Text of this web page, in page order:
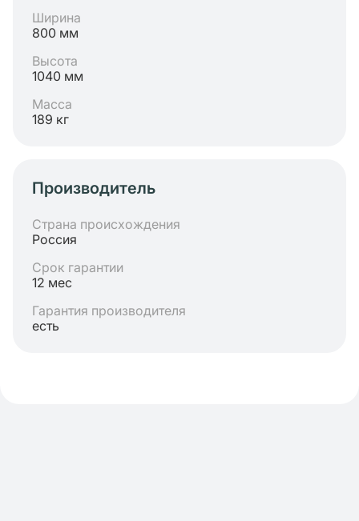
Ширина
800 мм
Высота
1040 мм
Масса
189 кг
Производитель
Страна происхождения
Россия
Срок гарантии
12 мес
Гарантия производителя
есть